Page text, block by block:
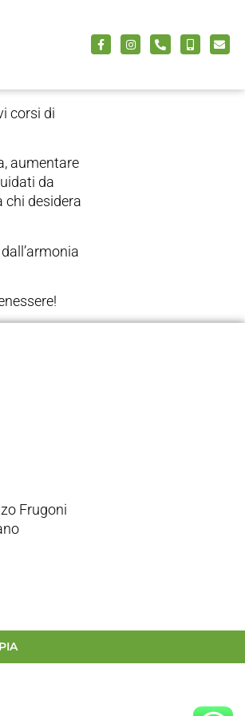
corsi di
aumentare
da
desidera
Frugoni